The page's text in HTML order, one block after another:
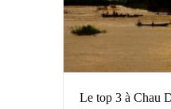
Le top 3 à Chau